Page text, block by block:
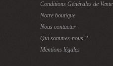
Conditions Générales de Vente
Notre boutique
Nous contacter
Qui sommes-nous ?
Mentions légales